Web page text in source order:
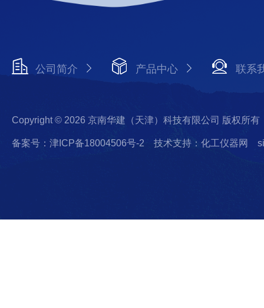
公司简介 产品中心 联系
Copyright © 2026 京南华建（天津）科技有限公司 版权所有
备案号：津ICP备18004506号-2 技术支持：化工仪器网